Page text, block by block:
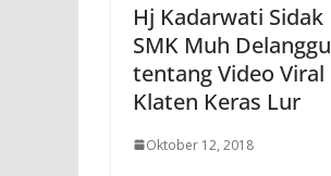
Hj Kadarwati Sidak
SMK Muh Delanggu
tentang Video Viral
Klaten Keras Lur
Oktober 12, 2018